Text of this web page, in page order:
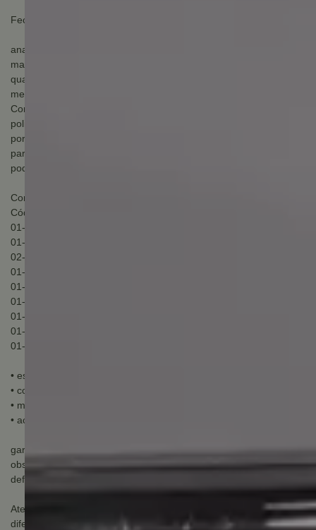
Fechadura interna anguli 55mm inox escovado hafele
anatômicas e com designs atemporais e elegantes, as
maçanetas oferecidas pela häfele nacionalmente aliam a
qualidade europeia com as preferências e necessidades do
mercado brasileiro.
Com dois diferentes tipos de acabamento aço inox fosco ou
polido estão disponíveis. Com possibilidade de instalação em
portas com espessura entre 35 e 45 milímetros e abertura tanto
para a direita como para a esquerda, as maçanetas häfele
podem ser aplicadas em áreas externas, internas ou de banho.
Componentes incluídos na embalagem:
Código: 911.83.006
01- máquina de 55mm
01- par de maçaneta
02- chaves
01- pino quadrado de 8mm
01- par de roseta
01- contra-testa com aba lateral
01- acabamento plástico
01- adaptador para chave interna
01- conjunto de parafusos de fixação
• espessura da porta: Mínima 35mm e máxima 45mm
• conjunto: Anguli
• material: Aço inox
• acabamento: Inox escovado
garantia do fabricante: 03 meses
observação sobre a garantia do fabricante: Garantia apenas para
defeito de fabricação, não cobre mal uso.
Atenção: Imagem meramente ilustrativa, podendo conter alguma
diferença em sua tonalidade.